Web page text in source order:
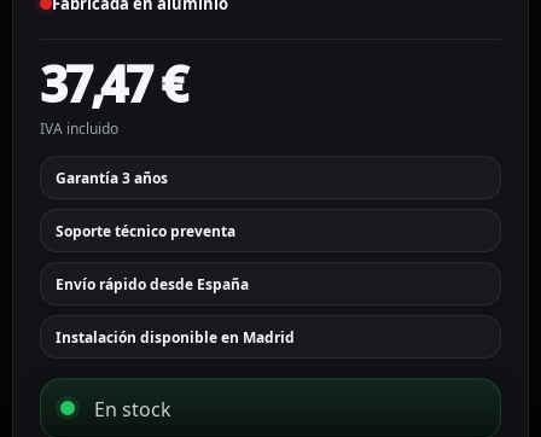
37,47€
IVA incluido
Garantía 3 años
Soporte técnico preventa
Envío rápido desde España
Instalación disponible en Madrid
En stock